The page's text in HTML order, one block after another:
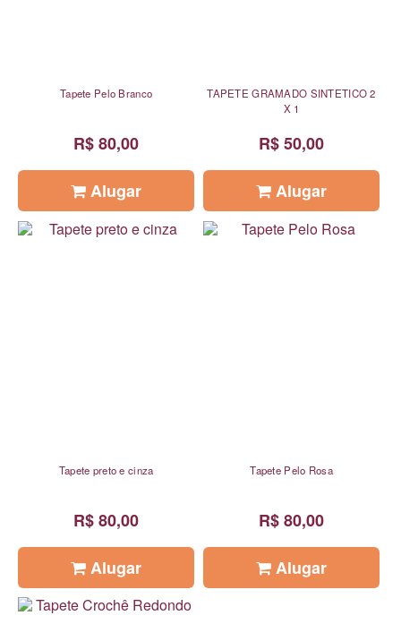
Tapete Pelo Branco
R$ 80,00
Alugar
TAPETE GRAMADO SINTETICO 2
X 1
R$ 50,00
Alugar
Tapete preto e cinza
R$ 80,00
Alugar
Tapete Pelo Rosa
R$ 80,00
Alugar